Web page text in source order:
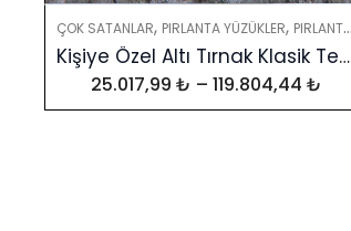
ÇOK SATANLAR, PIRLANTA YÜZÜKLER, PIRLANTALAR
Kişiye Özel Altı Tırnak Klasik Tektaş Yüzük – GIA & HRD Sertifikalı
25.017,99 ₺ – 119.804,44 ₺